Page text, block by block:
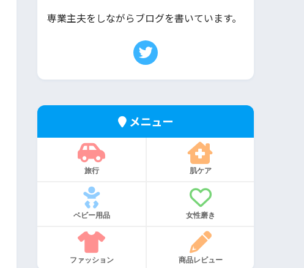
専業主夫をしながらブログを書いています。
メニュー
旅行 肌ケア
ベビー用品 女性磨き
ファッション 商品レビュー